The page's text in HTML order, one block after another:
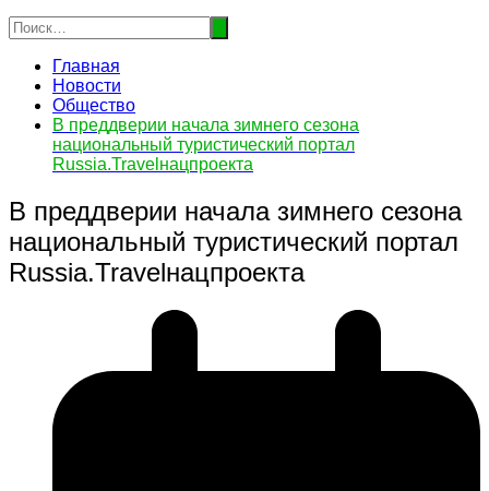
Главная
Новости
Общество
В преддверии начала зимнего сезона
национальный туристический портал
Russia.Travelнацпроекта
В преддверии начала зимнего сезона
национальный туристический портал
Russia.Travelнацпроекта